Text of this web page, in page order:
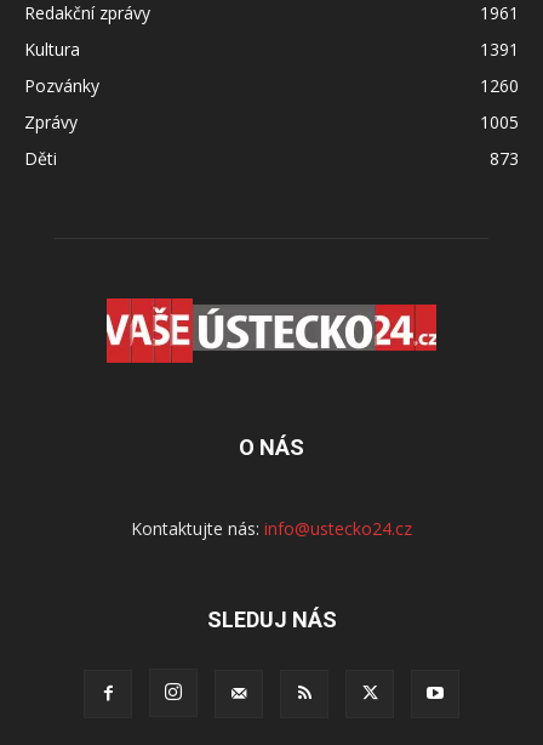
Redakční zprávy
1961
Kultura
1391
Pozvánky
1260
Zprávy
1005
Děti
873
O NÁS
Kontaktujte nás: info@ustecko24.cz
SLEDUJ NÁS